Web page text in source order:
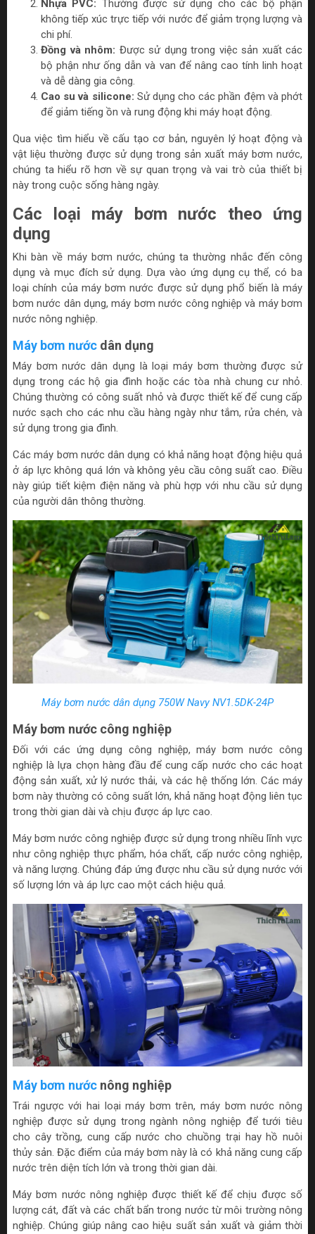
Nhựa PVC: Thường được sử dụng cho các bộ phận
không tiếp xúc trực tiếp với nước để giảm trọng lượng và
chi phí.
Đồng và nhôm: Được sử dụng trong việc sản xuất các
bộ phận như ống dẫn và van để nâng cao tính linh hoạt
và dễ dàng gia công.
Cao su và silicone: Sử dụng cho các phần đệm và phớt
để giảm tiếng ồn và rung động khi máy hoạt động.
Qua việc tìm hiểu về cấu tạo cơ bản, nguyên lý hoạt động và
vật liệu thường được sử dụng trong sản xuất máy bơm nước,
chúng ta hiểu rõ hơn về sự quan trọng và vai trò của thiết bị
này trong cuộc sống hàng ngày.
Các loại máy bơm nước theo ứng
dụng
Khi bàn về máy bơm nước, chúng ta thường nhắc đến công
dụng và mục đích sử dụng. Dựa vào ứng dụng cụ thể, có ba
loại chính của máy bơm nước được sử dụng phổ biến là máy
bơm nước dân dụng, máy bơm nước công nghiệp và máy bơm
nước nông nghiệp.
Máy bơm nước dân dụng
Máy bơm nước dân dụng là loại máy bơm thường được sử
dụng trong các hộ gia đình hoặc các tòa nhà chung cư nhỏ.
Chúng thường có công suất nhỏ và được thiết kế để cung cấp
nước sạch cho các nhu cầu hàng ngày như tắm, rửa chén, và
sử dụng trong gia đình.
Các máy bơm nước dân dụng có khả năng hoạt động hiệu quả
ở áp lực không quá lớn và không yêu cầu công suất cao. Điều
này giúp tiết kiệm điện năng và phù hợp với nhu cầu sử dụng
của người dân thông thường.
Máy bơm nước dân dụng 750W Navy NV1.5DK-24P
Máy bơm nước công nghiệp
Đối với các ứng dụng công nghiệp, máy bơm nước công
nghiệp là lựa chọn hàng đầu để cung cấp nước cho các hoạt
động sản xuất, xử lý nước thải, và các hệ thống lớn. Các máy
bơm này thường có công suất lớn, khả năng hoạt động liên tục
trong thời gian dài và chịu được áp lực cao.
Máy bơm nước công nghiệp được sử dụng trong nhiều lĩnh vực
như công nghiệp thực phẩm, hóa chất, cấp nước công nghiệp,
và năng lượng. Chúng đáp ứng được nhu cầu sử dụng nước với
số lượng lớn và áp lực cao một cách hiệu quả.
Máy bơm nước nông nghiệp
Trái ngược với hai loại máy bơm trên, máy bơm nước nông
nghiệp được sử dụng trong ngành nông nghiệp để tưới tiêu
cho cây trồng, cung cấp nước cho chuồng trại hay hồ nuôi
thủy sản. Đặc điểm của máy bơm này là có khả năng cung cấp
nước trên diện tích lớn và trong thời gian dài.
Máy bơm nước nông nghiệp được thiết kế để chịu được số
lượng cát, đất và các chất bẩn trong nước từ môi trường nông
nghiệp. Chúng giúp nâng cao hiệu suất sản xuất và giảm thời